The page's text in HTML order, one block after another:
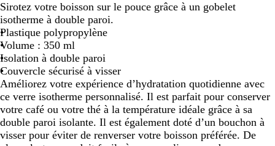
a
n
c
/
b
l
e
u
a
n
c
a
n
g
e
/
n
o
i
r
u
n
a
n
g
e
/
b
l
a
n
c
u
g
e
/
n
o
i
r
u
n
i
u
g
e
e
u
/
b
l
a
n
c
e
u
f
o
n
c
é
i
r
u
n
i
/
r
o
u
g
e
i
r
u
n
i
Sirotez votre boisson sur le pouce grâce à un gobelet
isotherme à double paroi.
Plastique polypropylène
Volume : 350 ml
Isolation à double paroi
Couvercle sécurisé à visser
Améliorez votre expérience d’hydratation quotidienne avec
ce verre isotherme personnalisé. Il est parfait pour conserver
votre café ou votre thé à la température idéale grâce à sa
double paroi isolante. Il est également doté d’un bouchon à
visser pour éviter de renverser votre boisson préférée. De